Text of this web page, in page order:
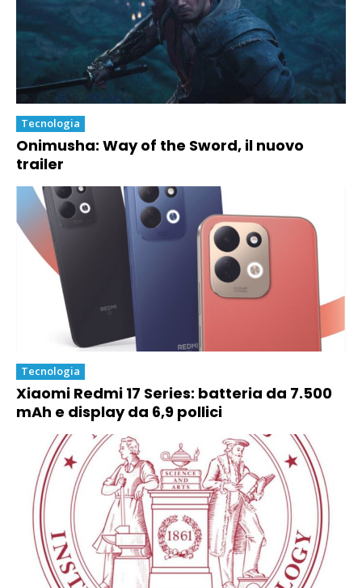
Tecnologia
Onimusha: Way of the Sword, il nuovo
trailer
Tecnologia
Xiaomi Redmi 17 Series: batteria da 7.500
mAh e display da 6,9 pollici